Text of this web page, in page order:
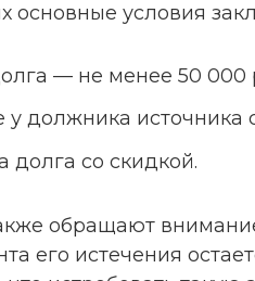
основные условия
— не менее 50 000
у должника источника
долга со скидкой.
обращают
его истечения